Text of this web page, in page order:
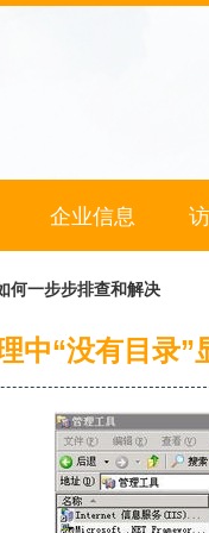
企业信息
何一步步排查和解决
中“没有目录